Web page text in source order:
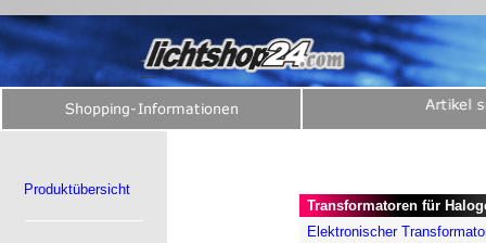
Produktübersicht
Transformatoren für
Elektronischer